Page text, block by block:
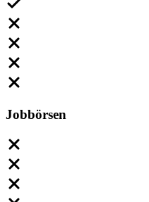
Jobbörsen